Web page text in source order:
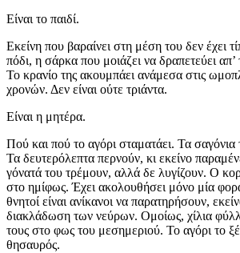
Είναι το παιδί.
Εκείνη που βαραίνει στη μέση του δεν έχει
πόδι, η σάρκα που μοιάζει να δραπετεύει
Το κρανίο της ακουμπάει ανάμεσα στις
χρονών. Δεν είναι ούτε τριάντα.
Είναι η μητέρα.
Πού και πού το αγόρι σταματάει. Τα σαγόνια
Τα δευτερόλεπτα περνούν, κι εκείνο
γόνατά του τρέμουν, αλλά δε λυγίζουν. Ο
στο ημίφως. Έχει ακολουθήσει μόνο μία
θνητοί είναι ανίκανοι να παρατηρήσουν,
διακλάδωση των νεύρων. Ομοίως, χίλια
τους στο φως του μεσημεριού. Το αγόρι το
θησαυρός.